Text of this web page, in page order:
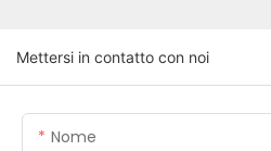
Mettersi in contatto con noi
Nome